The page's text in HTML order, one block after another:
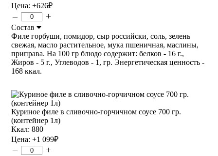
Цена: +626₽
– +
Состав
Филе горбуши, помидор, сыр российски, соль, зелень
свежая, масло растительное, мука пшеничная, маслины,
приправа. На 100 гр блюдо содержит: белков - 16 г.,
Жиров - 5 г., Углеводов - 1, гр. Энергетическая ценность -
168 ккал.
Куриное филе в сливочно-горчичном соусе 700 гр.
(контейнер 1л)
Ккал: 880
Цена: +1 099₽
– +